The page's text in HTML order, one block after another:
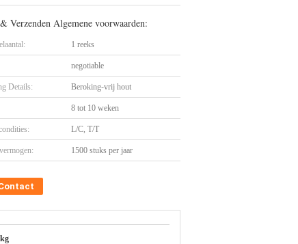
Verzenden Algemene voorwaarden:
1 reeks
negotiable
Details: Beroking-vrij hout
8 tot 10 weken
L/C, T/T
1500 stuks per jaar